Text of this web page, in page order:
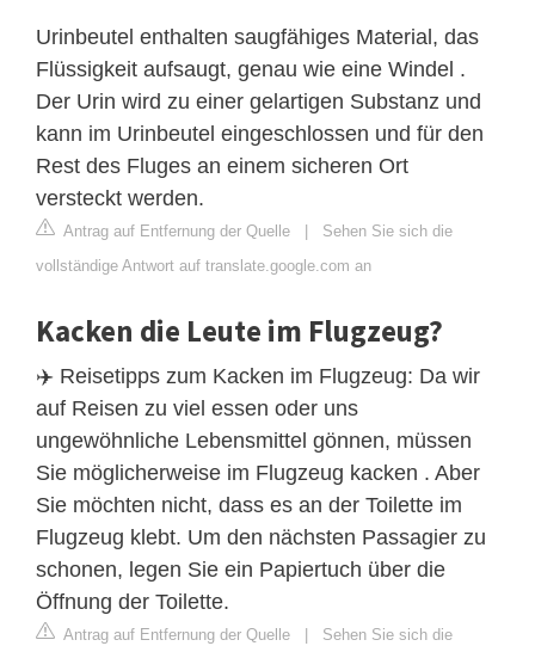
Urinbeutel enthalten saugfähiges Material, das
Flüssigkeit aufsaugt, genau wie eine Windel .
Der Urin wird zu einer gelartigen Substanz und
kann im Urinbeutel eingeschlossen und für den
Rest des Fluges an einem sicheren Ort
versteckt werden.
Antrag auf Entfernung der Quelle | Sehen Sie sich die
vollständige Antwort auf translate.google.com an
Kacken die Leute im Flugzeug?
✈️ Reisetipps zum Kacken im Flugzeug: Da wir
auf Reisen zu viel essen oder uns
ungewöhnliche Lebensmittel gönnen, müssen
Sie möglicherweise im Flugzeug kacken . Aber
Sie möchten nicht, dass es an der Toilette im
Flugzeug klebt. Um den nächsten Passagier zu
schonen, legen Sie ein Papiertuch über die
Öffnung der Toilette.
Antrag auf Entfernung der Quelle | Sehen Sie sich die